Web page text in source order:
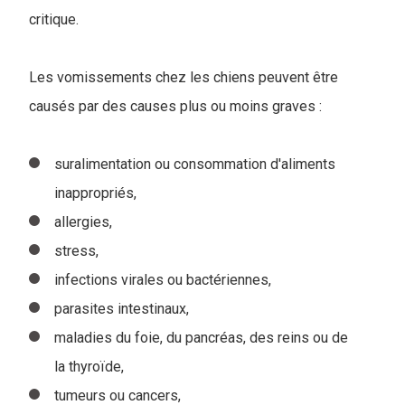
critique.
Les vomissements chez les chiens peuvent être
causés par des causes plus ou moins graves :
suralimentation ou consommation d'aliments
inappropriés,
allergies,
stress,
infections virales ou bactériennes,
parasites intestinaux,
maladies du foie, du pancréas, des reins ou de
la thyroïde,
tumeurs ou cancers,